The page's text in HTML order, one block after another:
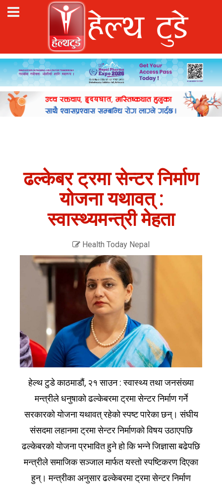
ढल्केबर ट्रमा सेन्टर निर्माण
योजना यथावत् :
स्वास्थ्यमन्त्री मेहता
Health Today Nepal
हेल्थ टुडे काठमाडौं, २१ साउन : स्वास्थ्य तथा जनसंख्या
मन्त्रीले धनुषाको ढल्केबरमा ट्रमा सेन्टर निर्माण गर्ने
सरकारको योजना यथावत् रहेको स्पष्ट पारेका छन्। संघीय
संसदमा लहानमा ट्रमा सेन्टर निर्माणको विषय उठाएपछि
ढल्केबरको योजना प्रभावित हुने हो कि भन्ने जिज्ञासा बढेपछि
मन्त्रीले समाजिक सञ्जाल मार्फत यस्तो स्पष्टिकरण दिएका
हुन्। मन्त्रीका अनुसार ढल्केबरमा ट्रमा सेन्टर निर्माण